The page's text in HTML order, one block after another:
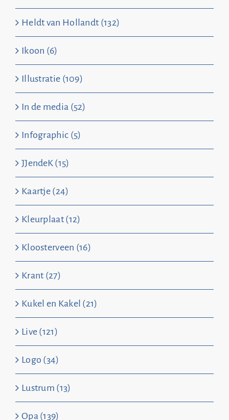
Heldt van Hollandt (132)
Ikoon (6)
Illustratie (109)
In de media (52)
Infographic (5)
JJendeK (15)
Kaartje (24)
Kleurplaat (12)
Kloosterveen (16)
Krant (27)
Kukel en Kakel (21)
Live (121)
Logo (34)
Lustrum (13)
Opa (139)